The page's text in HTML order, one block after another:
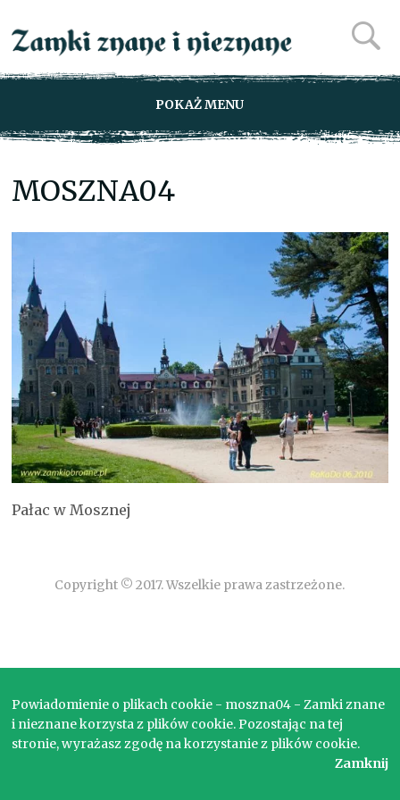
POKAŻ MENU
MOSZNA04
Pałac w Mosznej
Copyright © 2017. Wszelkie prawa zastrzeżone.
Powiadomienie o plikach cookie - moszna04 - Zamki znane
i nieznane korzysta z plików cookie. Pozostając na tej
stronie, wyrażasz zgodę na korzystanie z plików cookie.
Zamknij